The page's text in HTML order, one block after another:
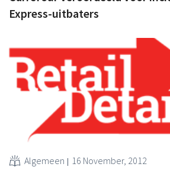
Express-uitbaters
Algemeen 16 November, 2012